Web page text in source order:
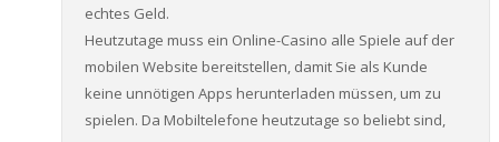
echtes Geld.
Heutzutage muss ein Online-Casino alle Spiele auf der
mobilen Website bereitstellen, damit Sie als Kunde
keine unnötigen Apps herunterladen müssen, um zu
spielen. Da Mobiltelefone heutzutage so beliebt sind,